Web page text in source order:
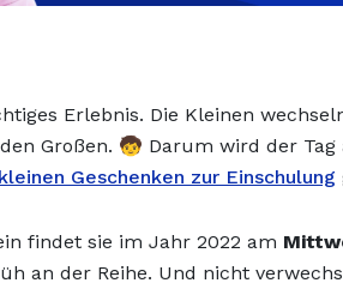
Erlebnis. Die Kleinen
Großen. 🧒 Darum wird der
kleinen Geschenken zur Einschulung
findet sie im Jahr 2022 am
an der Reihe. Und nicht